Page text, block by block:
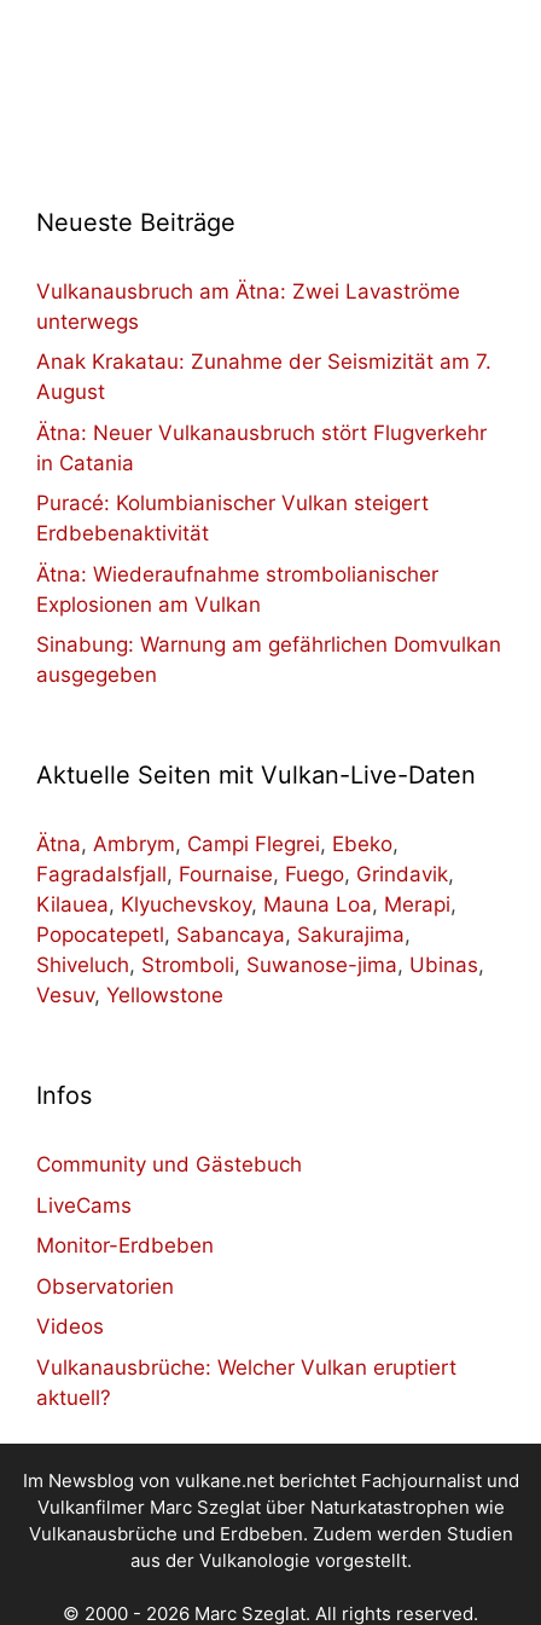
Neueste Beiträge
Vulkanausbruch am Ätna: Zwei Lavaströme
unterwegs
Anak Krakatau: Zunahme der Seismizität am 7.
August
Ätna: Neuer Vulkanausbruch stört Flugverkehr
in Catania
Puracé: Kolumbianischer Vulkan steigert
Erdbebenaktivität
Ätna: Wiederaufnahme strombolianischer
Explosionen am Vulkan
Sinabung: Warnung am gefährlichen Domvulkan
ausgegeben
Aktuelle Seiten mit Vulkan-Live-Daten
Ätna, Ambrym, Campi Flegrei, Ebeko,
Fagradalsfjall, Fournaise, Fuego, Grindavik,
Kilauea, Klyuchevskoy, Mauna Loa, Merapi,
Popocatepetl, Sabancaya, Sakurajima,
Shiveluch, Stromboli, Suwanose-jima, Ubinas,
Vesuv, Yellowstone
Infos
Community und Gästebuch
LiveCams
Monitor-Erdbeben
Observatorien
Videos
Vulkanausbrüche: Welcher Vulkan eruptiert
aktuell?
Im Newsblog von vulkane.net berichtet Fachjournalist und
Vulkanfilmer Marc Szeglat über Naturkatastrophen wie
Vulkanausbrüche und Erdbeben. Zudem werden Studien
aus der Vulkanologie vorgestellt.
© 2000 - 2026 Marc Szeglat. All rights reserved.